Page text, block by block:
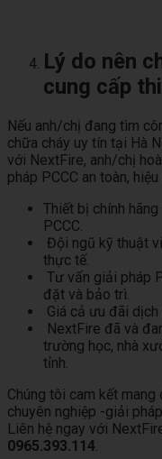
Lý do nên
cung cấp
Nếu anh/chị đang tìm
chữa cháy uy tín tại Hà
với NextFire, anh/chị
pháp PCCC an toàn,
Thiết bị chính
PCCC.
Đội ngũ kỹ thuật
thực tế.
Tư vấn giải pháp
đặt và bảo trì.
Giá cả ưu đãi dịch
NextFire đã và
trường học, nhà
tỉnh.
Chúng tôi cam kết
chuyên nghiệp -giải
Liên hệ ngay với
0965.393.114